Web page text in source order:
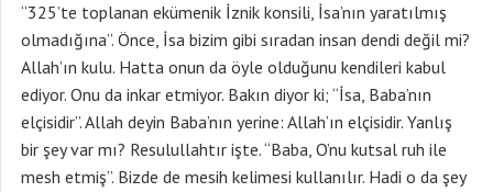
“325’te toplanan ekümenik İznik konsili, İsa’nın yaratılmış
olmadığına”. Önce, İsa bizim gibi sıradan insan dendi değil mi?
Allah’ın kulu. Hatta onun da öyle olduğunu kendileri kabul
ediyor. Onu da inkar etmiyor. Bakın diyor ki; “İsa, Baba’nın
elçisidir”. Allah deyin Baba’nın yerine: Allah’ın elçisidir. Yanlış
bir şey var mı? Resulullahtır işte. “Baba, O’nu kutsal ruh ile
mesh etmiş”. Bizde de mesih kelimesi kullanılır. Hadi o da şey